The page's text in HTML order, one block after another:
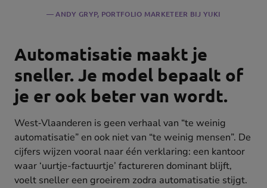
ANDY GRYP, PORTFOLIO MARKETEER BIJ YUKI
Automatisatie maakt je
sneller. Je model bepaalt of
je er ook beter van wordt.
West‑Vlaanderen is geen verhaal van “te weinig
automatisatie” en ook niet van “te weinig mensen”. De
cijfers wijzen vooral naar één verklaring: een kantoor
waar ‘uurtje-factuurtje’ factureren dominant blijft,
voelt sneller een groeirem zodra automatisatie stijgt.